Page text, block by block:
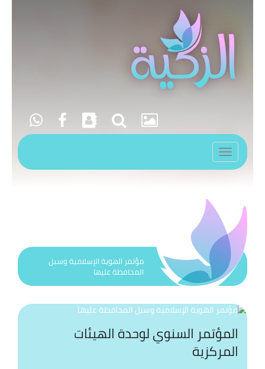
Toggle
navigation
مؤتمر الهوية الإسلامية وسبل
المحافظة عليها
المؤتمر السنوي لوحدة الهيئات
المركزية